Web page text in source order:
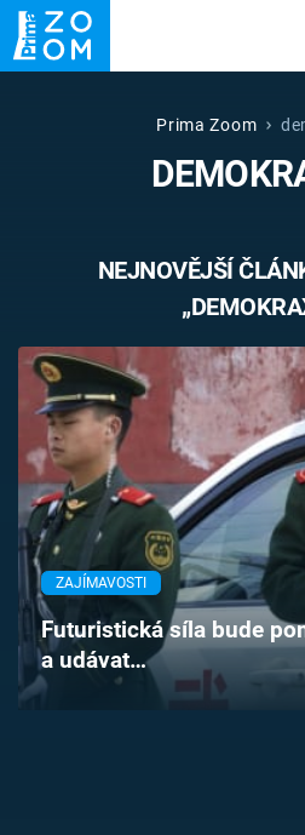
UFO
VETŘELCI DÁVNOVĚKU
Témata
Pořady
TV Program
Časopis
Sledujte prima+
Prima Zoom
NEJNOVĚJŠÍ
ZAJÍMAVOSTI
Futuristická síla bude
a udávat…